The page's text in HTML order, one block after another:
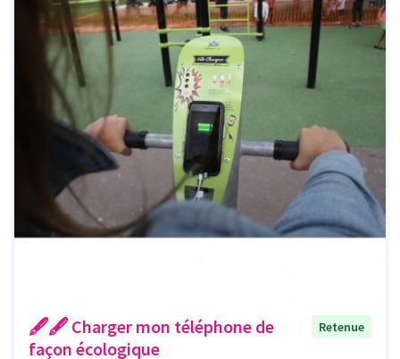
🖋🖋 Charger mon téléphone de
façon écologique
Retenue